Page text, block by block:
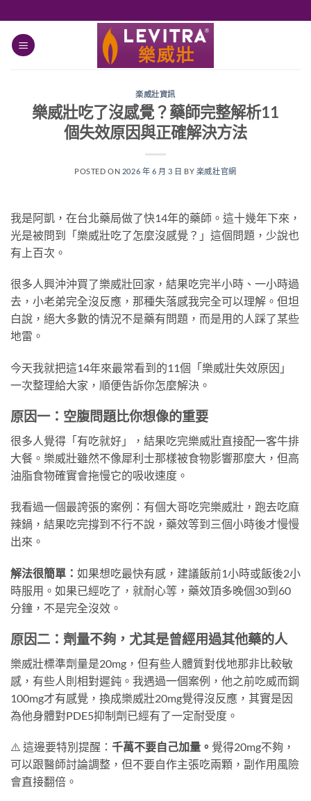
楽威壯資訊
樂威壯吃了沒感覺？藥師完整解析11
個失效原因與正確解決方法
POSTED ON 2026 年 6 月 3 日 BY 楽威壯官網
我是阿凱，在台北藥局做了快14年的藥師。這十幾年下來，
光是被問到「樂威壯吃了怎麼沒感覺？」這個問題，少說也
有上百次。
很多人興沖沖買了樂威壯回家，結果吃完半小時、一小時過
去，小老弟完全沒反應，那種失落感我完全可以理解。但坦
白說，絕大多數的情況不是藥有問題，而是用的人踩了某些
地雷。
今天我就把這14年來最常看到的11個「樂威壯失效原因」
一次整理給大家，順便告訴你怎麼解決。
原因一：空腹問題比你想像的重要
很多人覺得「有吃就好」，結果吃完樂威壯直接配一客牛排
大餐。樂威壯雖然不像犀利士那樣被食物影響那麼大，但高
油脂食物確實會拖慢它的吸收速度。
我看過一個最誇張的案例：有個大哥吃完樂威壯，跑去吃麻
辣鍋，結果吃完撐到不行不說，藥效等到三個小時後才慢慢
出來。
解法很簡單： 如果想吃最快有感，建議飯前1小時或飯後2小
時服用。如果已經吃了，就耐心等，藥效頂多晚個30到60
分鐘，不是完全沒效。
原因二：劑量不夠，尤其是曾經用過其他藥的人
樂威壯標準劑量是20mg，但有些人體質對伐地那非比較敏
感，有些人則相對遲鈍。我遇過一個案例，他之前吃威而鋼
100mg才有感覺，換成樂威壯20mg覺得沒反應，其實是因
為他身體對PDE5抑制劑已經有了一定耐受度。
⚠️ 這邊要特別提醒： 千萬不要自己加量。 覺得20mg不夠，
可以跟醫師討論調整，但不要自作主張吃兩顆，副作用風險
會直接翻倍。